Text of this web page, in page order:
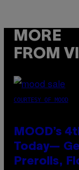
MORE
FROM
COURTESY OF MOOD
MOOD’s
Today—
Prerolls,